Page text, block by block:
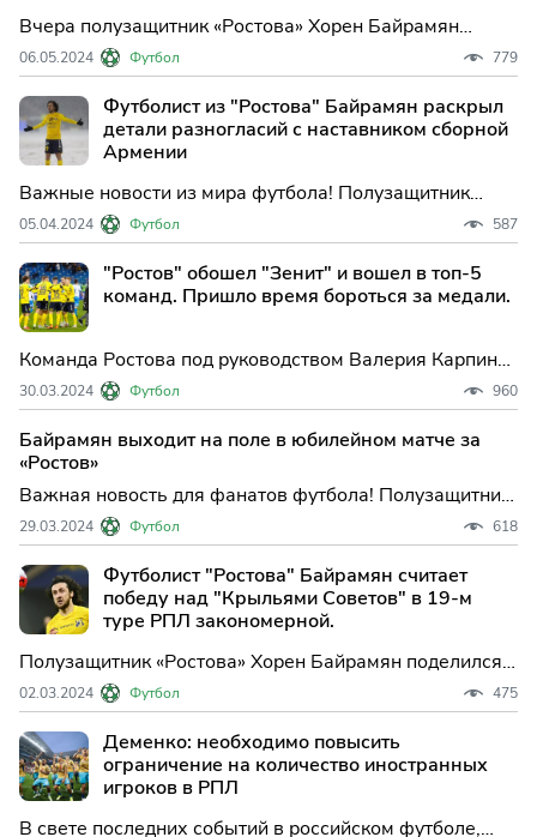
Вчера полузащитник «Ростова» Хорен Байрамян
поделился своими мыслями о поражении от
«Локомотива» в матче 27-го тура РПЛ.
06.05.2024 Футбол 779
Футболист из "Ростова" Байрамян раскрыл
детали разногласий с наставником сборной
Армении
Важные новости из мира футбола! Полузащитник
известного клуба «Ростов» - армянин Хорен Байрамян
поделился своим мнением относительно возможного
конфликта с наставником сборной Армении по
футболу Александром Петраковым.
05.04.2024 Футбол 587
"Ростов" обошел "Зенит" и вошел в топ-5
команд. Пришло время бороться за медали.
Команда Ростова под руководством Валерия Карпина
продолжает удивлять футбольный мир своими
выдающимися выступлениями. В предыдущем матче
они впечатляюще разобрались с «Краснодаром»,
который являлся лидером турнира.
30.03.2024 Футбол 960
Байрамян выходит на поле в юбилейном матче за
«Ростов»
Важная новость для фанатов футбола! Полузащитник
Хорен Байрамян был включен в стартовый состав
команды «Ростов» на матч 22-го тура Российской
Премьер-лиги против «Динамо». Этот ход вызвал
оживленные обсуждения среди болельщиков и
экспертов.
29.03.2024 Футбол 618
Футболист "Ростова" Байрамян считает
победу над "Крыльями Советов" в 19‑м
туре РПЛ закономерной.
Полузащитник «Ростова» Хорен Байрамян поделился
мнением о победе своей команды в матче 19‑го тура
МИР РПЛ против «Крыльев Советов» в интервью для
«Матч ТВ».
02.03.2024 Футбол 475
Деменко: необходимо повысить
ограничение на количество иностранных
игроков в РПЛ
В свете последних событий в российском футболе,